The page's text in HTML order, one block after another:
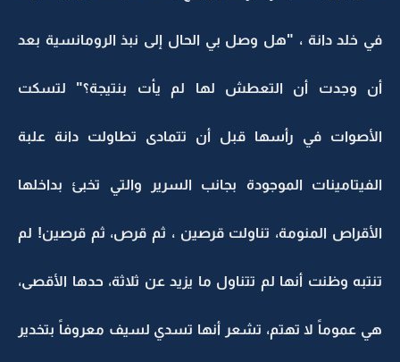
في خلد دانة ، "هل وصل بي الحال إلى نبذ الرومانسية بعد
أن وجدت أن التعطش لها لم يأت بنتيجة؟" لتسكت
الأصوات في رأسها قبل أن تتمادى تطاولت دانة علبة
الفيتامينات الموجودة بجانب السرير والتي تخبئ بداخلها
الأقراص المنومة، تناولت قرصين ، ثم قرص، ثم قرصين! لم
تنتبه وظنت أنها لم تتناول ما يزيد عن ثلاثة، حدها الأقصى،
هي عموماً لا تهتم، تشعر أنها تسدي لسيف معروفاً بتخدير